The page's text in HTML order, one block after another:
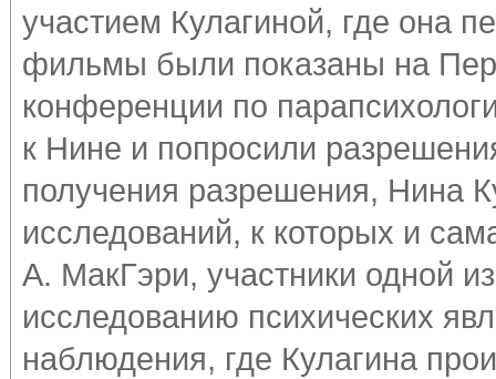
участием Кулагиной, где она
фильмы были показаны на
конференции по
к Нине и попросили
получения разрешения, Нина
исследований, к которых и
А. МакГэри, участники одной
исследованию психических
наблюдения, где Кулагина